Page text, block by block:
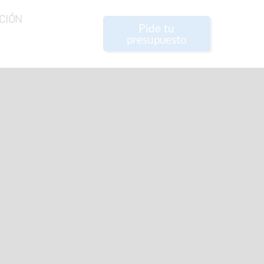
Pide tu
presupuesto